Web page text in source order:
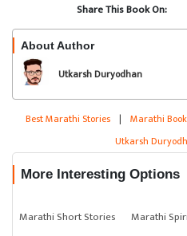
Share This Book On:
About Author
Utkarsh Duryodhan
Best Marathi Stories | Marathi
Utkarsh
More Interesting Options
Marathi Short Stories
Marathi